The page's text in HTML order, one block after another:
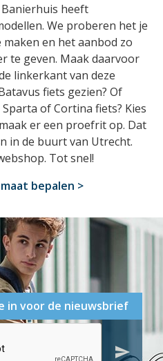
Banierhuis heeft
We proberen het je
en het aanbod zo
te geven. Maak daarvoor
linkerkant van deze
fiets gezien? Of
of Cortina fiets? Kies
er een proefrit op. Dat
in de buurt van Utrecht.
Tot snel!
bepalen >
in voor de nieuwsbrief
send